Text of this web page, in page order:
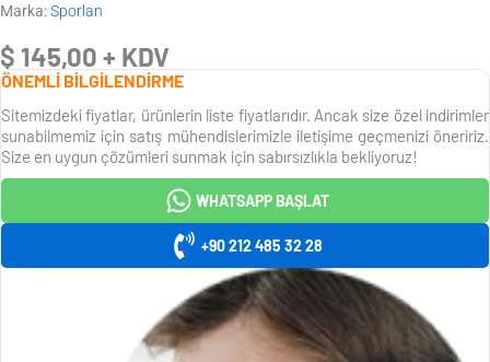
Marka:Sporlan
$ 145,00 + KDV
ÖNEMLİ BİLGİLENDİRME
Sitemizdeki fiyatlar, ürünlerin liste fiyatlarıdır. Ancak size özel indirimler
sunabilmemiz için satış mühendislerimizle iletişime geçmenizi öneririz.
Size en uygun çözümleri sunmak için sabırsızlıkla bekliyoruz!
WHATSAPP BAŞLAT
+90 212 485 32 28